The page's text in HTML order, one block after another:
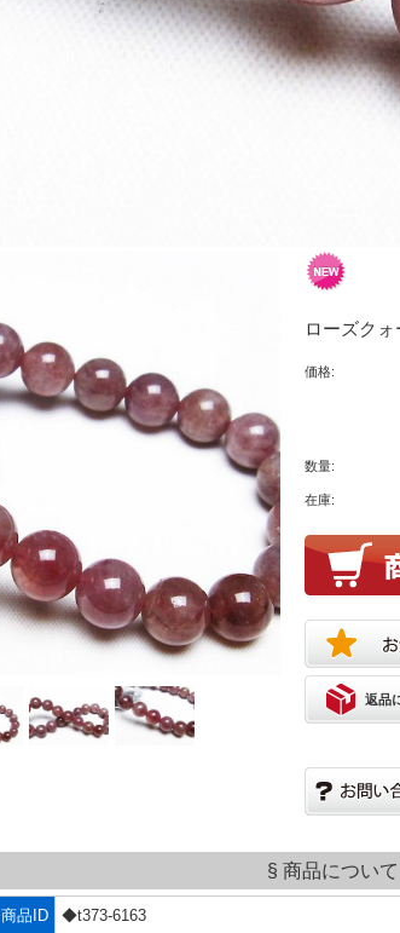
ローズク
価格:
数量:
在庫:
返品
§ 商品につい
商品ID ◆t373-6163